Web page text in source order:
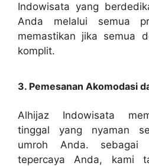
Indowisata yang
Anda melalui semua
memastikan jika semua
komplit.
3. Pemesanan Akomodasi
Alhijaz Indowisata
tinggal yang nyaman
umroh Anda. sebagai
tepercaya Anda, kami